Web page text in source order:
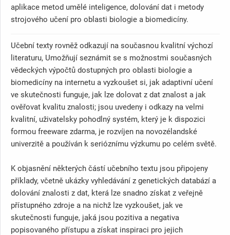
aplikace metod umělé inteligence, dolování dat i metody
strojového učení pro oblasti biologie a biomedicíny.
Učební texty rovněž odkazují na současnou kvalitní výchozí
literaturu, Umožňují seznámit se s možnostmi současných
vědeckých výpočtů dostupných pro oblasti biologie a
biomedicíny na internetu a vyzkoušet si, jak adaptivní učení
ve skutečnosti funguje, jak lze dolovat z dat znalost a jak
ověřovat kvalitu znalosti; jsou uvedeny i odkazy na velmi
kvalitní, uživatelsky pohodlný systém, který je k dispozici
formou freeware zdarma, je rozvíjen na novozélandské
univerzitě a používán k serióznímu výzkumu po celém světě.
K objasnění některých částí učebního textu jsou připojeny
příklady, včetně ukázky vyhledávání z genetických databází a
dolování znalosti z dat, která lze snadno získat z veřejně
přístupného zdroje a na nichž lze vyzkoušet, jak ve
skutečnosti funguje, jaká jsou pozitiva a negativa
popisovaného přístupu a získat inspiraci pro jejich